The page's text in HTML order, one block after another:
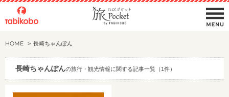
HOME 長崎ちゃんぽん
長崎ちゃんぽんの旅行・観光情報に関する記事一覧（1件）